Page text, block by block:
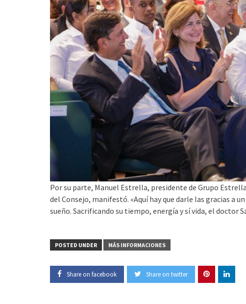
Por su parte, Manuel Estrella, presidente de Grupo
del Consejo, manifestó. «Aquí hay que darle las gracias a
sueño. Sacrificando su tiempo, energía y sí vida, el doctor
POSTED UNDER MÁS INFORMACIONES
Share on facebook Share on twitter